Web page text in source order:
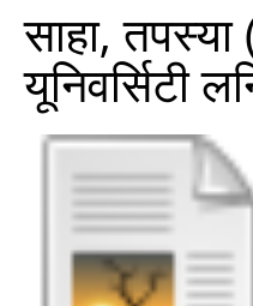
साहा, तपस्या
यूनिवर्सिटी